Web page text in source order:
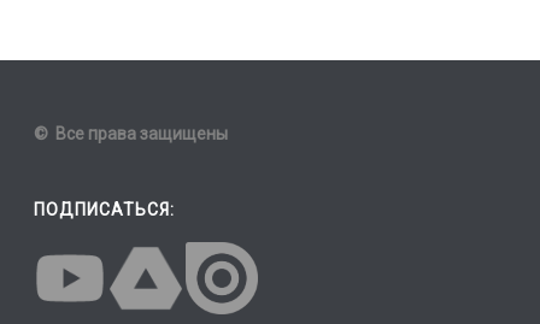
© Все права защищены
ПОДПИСАТЬСЯ: